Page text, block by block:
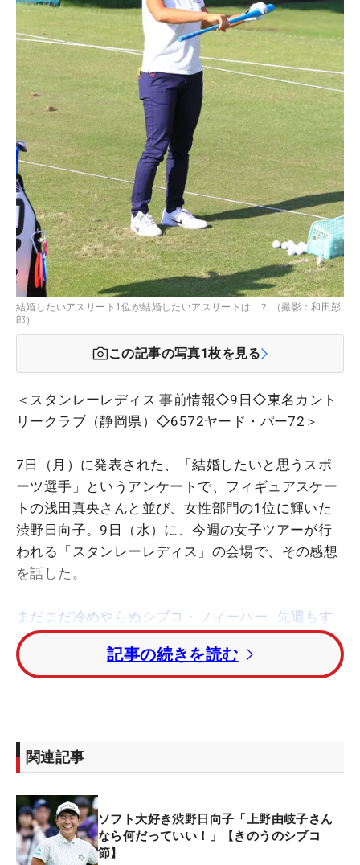
結婚したいアスリート1位が結婚したいアスリートは…？ （撮影：和田彭
郎）
この記事の写真1枚を見る
＜スタンレーレディス 事前情報◇9日◇東名カント
リークラブ（静岡県）◇6572ヤード・パー72＞
7日（月）に発表された、「結婚したいと思うスポ
ーツ選手」というアンケートで、フィギュアスケー
トの浅田真央さんと並び、女性部門の1位に輝いた
渋野日向子。9日（水）に、今週の女子ツアーが行
われる「スタンレーレディス」の会場で、その感想
を話した。
まだまだ冷めやらぬシブコ・フィーバー…先週もす
ごい数のギャラリー！
まずは、栄えある1位に輝いた件については、「知
笑い。女子部門で浅田さん、男子ではメジャーリー
グでプレーする大谷翔平投手と並んだことについて
縮しきりだ。
自身が結婚したいアスリートは？という話題になる
記事の続きを読む
関連記事
ソフト大好き渋野日向子「上野由岐子さん
なら何だっていい！」【きのうのシブコ
節】